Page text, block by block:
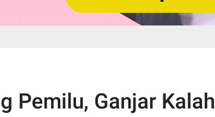
Pemilu, Ganjar Kalah